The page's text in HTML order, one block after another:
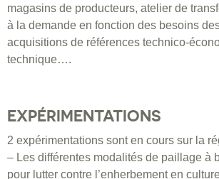
magasins de producteurs, atelier de
à la demande en fonction des besoins
acquisitions de références technico-
technique….
EXPÉRIMENTATIONS
2 expérimentations sont en cours sur la
– Les différentes modalités de paillage à
pour lutter contre l’enherbement en